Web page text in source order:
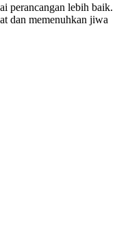
perancangan lebih baik.
dan memenuhkan jiwa